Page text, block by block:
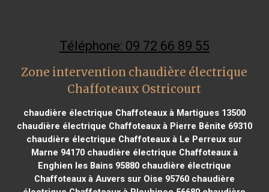
Téléphone: 09 72 66 89 55
Zone intervention chaudière électrique
Chaffoteaux Ostricourt
chaudière électrique Chaffoteaux à Martigues 13500
chaudière électrique Chaffoteaux à Pierre Bénite 69310
chaudière électrique Chaffoteaux à Le Perreux sur
Marne 94170chaudière électrique Chaffoteaux à
Enghien les Bains 95880chaudière électrique
Chaffoteaux à Auvers sur Oise 95760chaudière